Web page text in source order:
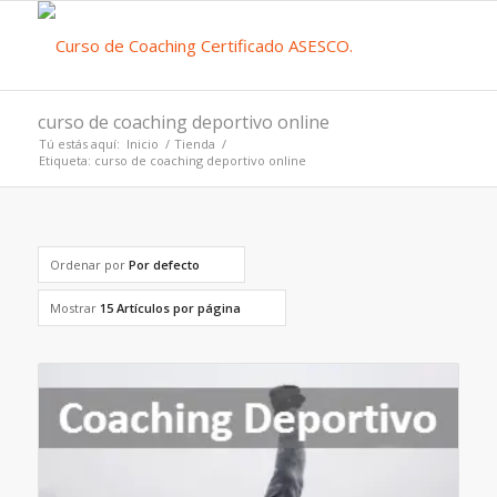
curso de coaching deportivo online
Tú estás aquí: Inicio / Tienda /
Etiqueta: curso de coaching deportivo online
Ordenar por Por defecto
Mostrar 15 Artículos por página